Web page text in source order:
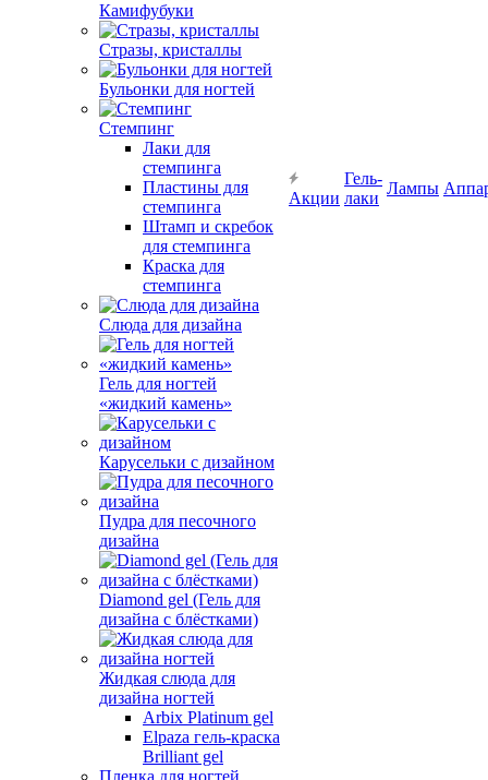
Камифубуки
Стразы, кристаллы
Бульонки для ногтей
Стемпинг
Лаки для
стемпинга
Пластины для
стемпинга
Штамп и скребок
для стемпинга
Краска для
стемпинга
Слюда для дизайна
Гель для ногтей
«жидкий камень»
Карусельки с дизайном
Пудра для песочного
дизайна
Diamond gel (Гель для
дизайна с блёстками)
Жидкая слюда для
дизайна ногтей
Arbix Platinum gel
Elpaza гель-краска
Brilliant gel
Пленка для ногтей
Акции
Гель-
лаки
Лампы